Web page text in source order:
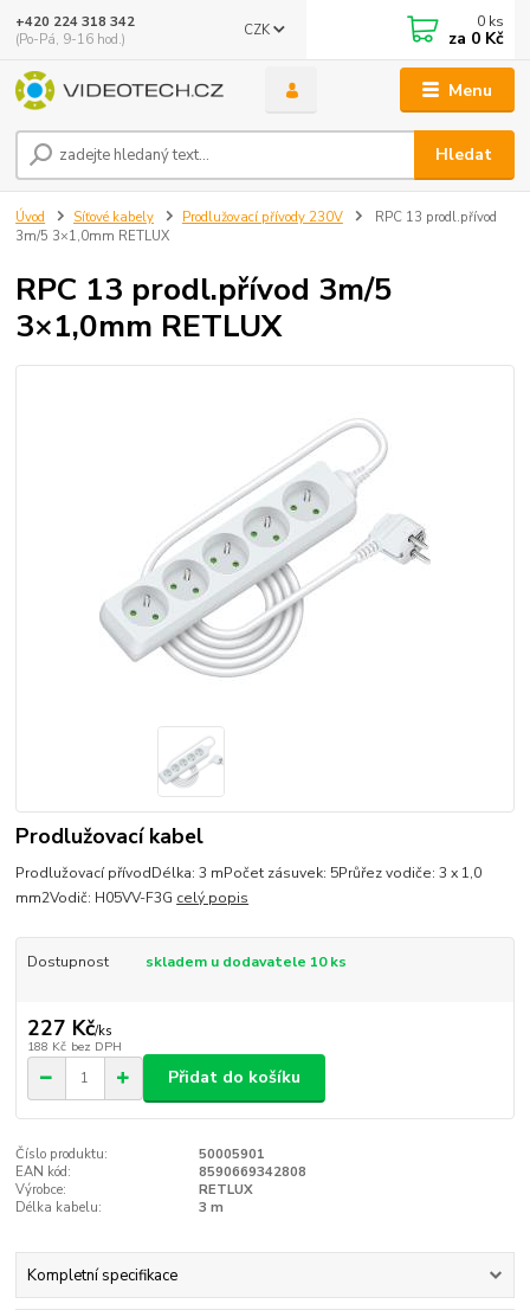
Menu
CZK
Hledat
+420 224 318 342
(Po-Pá, 9-16 hod.)
0 ks
za 0 Kč
Úvod Síťové kabely Prodlužovací přívody 230V
RPC 13 prodl.přívod
3m/5 3×1,0mm RETLUX
RPC 13 prodl.přívod 3m/5
3×1,0mm RETLUX
Prodlužovací kabel
Prodlužovací přívodDélka: 3 mPočet zásuvek: 5Průřez vodiče: 3 x 1,0
mm2Vodič: H05VV-F3G celý popis
Dostupnost skladem u dodavatele 10 ks
227 Kč/ks
188 Kč bez DPH
Přidat do košíku
Číslo produktu:
50005901
EAN kód:
8590669342808
Výrobce:
RETLUX
Délka kabelu:
3 m
Kompletní specifikace